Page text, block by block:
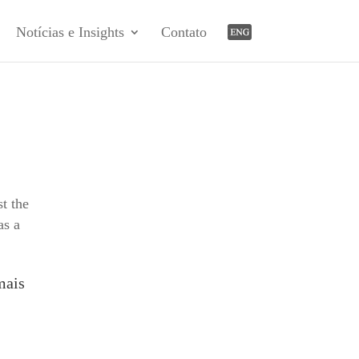
Notícias e Insights Contato
the
a